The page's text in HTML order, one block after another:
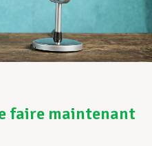
faire maintenant